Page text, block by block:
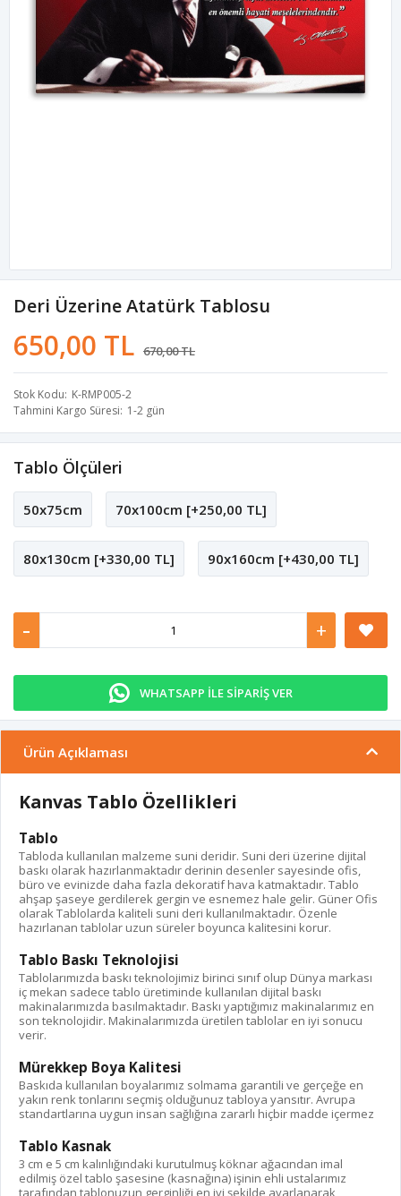
Deri Üzerine Atatürk Tablosu
650,00 TL 670,00 TL
Stok Kodu K-RMP005-2
Tahmini Kargo Süresi 1-2 gün
Tablo Ölçüleri
50x75cm 70x100cm [+250,00 TL]
80x130cm [+330,00 TL] 90x160cm [+430,00 TL]
- +
WHATSAPP İLE SİPARİŞ VER
Ürün Açıklaması
Kanvas Tablo Özellikleri
Tablo
Tabloda kullanılan malzeme suni deridir. Suni deri üzerine dijital
baskı olarak hazırlanmaktadır derinin desenler sayesinde ofis,
büro ve evinizde daha fazla dekoratif hava katmaktadır. Tablo
ahşap şaseye gerdilerek gergin ve esnemez hale gelir. Güner Ofis
olarak Tablolarda kaliteli suni deri kullanılmaktadır. Özenle
hazırlanan tablolar uzun süreler boyunca kalitesini korur.
Tablo Baskı Teknolojisi
Tablolarımızda baskı teknolojimiz birinci sınıf olup Dünya markası
iç mekan sadece tablo üretiminde kullanılan dijital baskı
makinalarımızda basılmaktadır. Baskı yaptığımız makinalarımız en
son teknolojidir. Makinalarımızda üretilen tablolar en iyi sonucu
verir.
Mürekkep Boya Kalitesi
Baskıda kullanılan boyalarımız solmama garantili ve gerçeğe en
yakın renk tonlarını seçmiş olduğunuz tabloya yansıtır. Avrupa
standartlarına uygun insan sağlığına zararlı hiçbir madde içermez
Tablo Kasnak
3 cm e 5 cm kalınlığındaki kurutulmuş köknar ağacından imal
edilmiş özel tablo şasesine (kasnağına) işinin ehli ustalarımız
tarafından tablonuzun gerginliği en iyi şekilde ayarlanarak